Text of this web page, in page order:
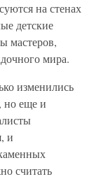
на стенах
детские
мастеров,
мира.
изменились
но еще и
и
считать